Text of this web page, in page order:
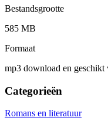
Bestandsgrootte
585 MB
Formaat
mp3 download en
Categorieën
Romans en literatuur